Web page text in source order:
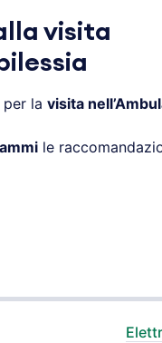
visita
la visita
le